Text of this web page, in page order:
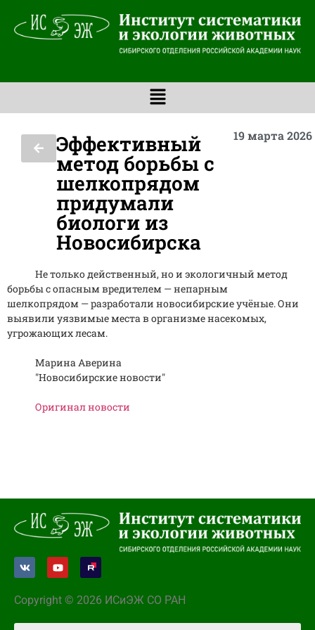
Эффективный
метод борьбы с
шелкопрядом
придумали
биологи из
Новосибирска
19 марта 2026
Не только действенный, но и экологичный метод
борьбы с опасным вредителем — непарным
шелкопрядом — разработали новосибирские учёные. Они
выявили уязвимые места в организме насекомых,
угрожающих лесам.
Марина Аверина
"Новосибирские новости"
Оригинал новости
Copyright © 2026 ИСиЭЖ СО РАН